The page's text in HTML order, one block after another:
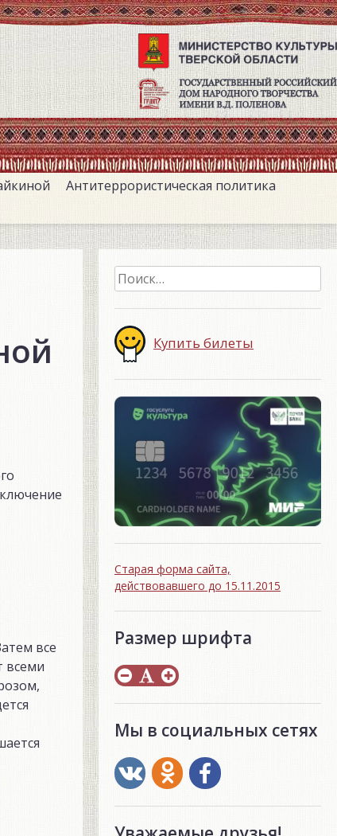
Антитеррористическая политика
все
всеми
Найти:
Купить билеты
Старая форма сайта,
действовавшего до 15.11.2015
Размер шрифта
Мы в социальных сетях